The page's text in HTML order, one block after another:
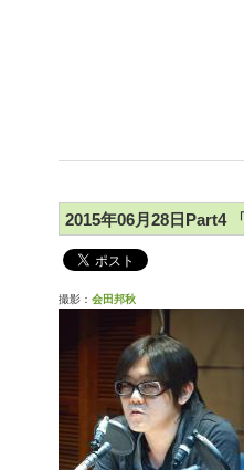
2015年06月28日Part4
撮影： 会田邦秋